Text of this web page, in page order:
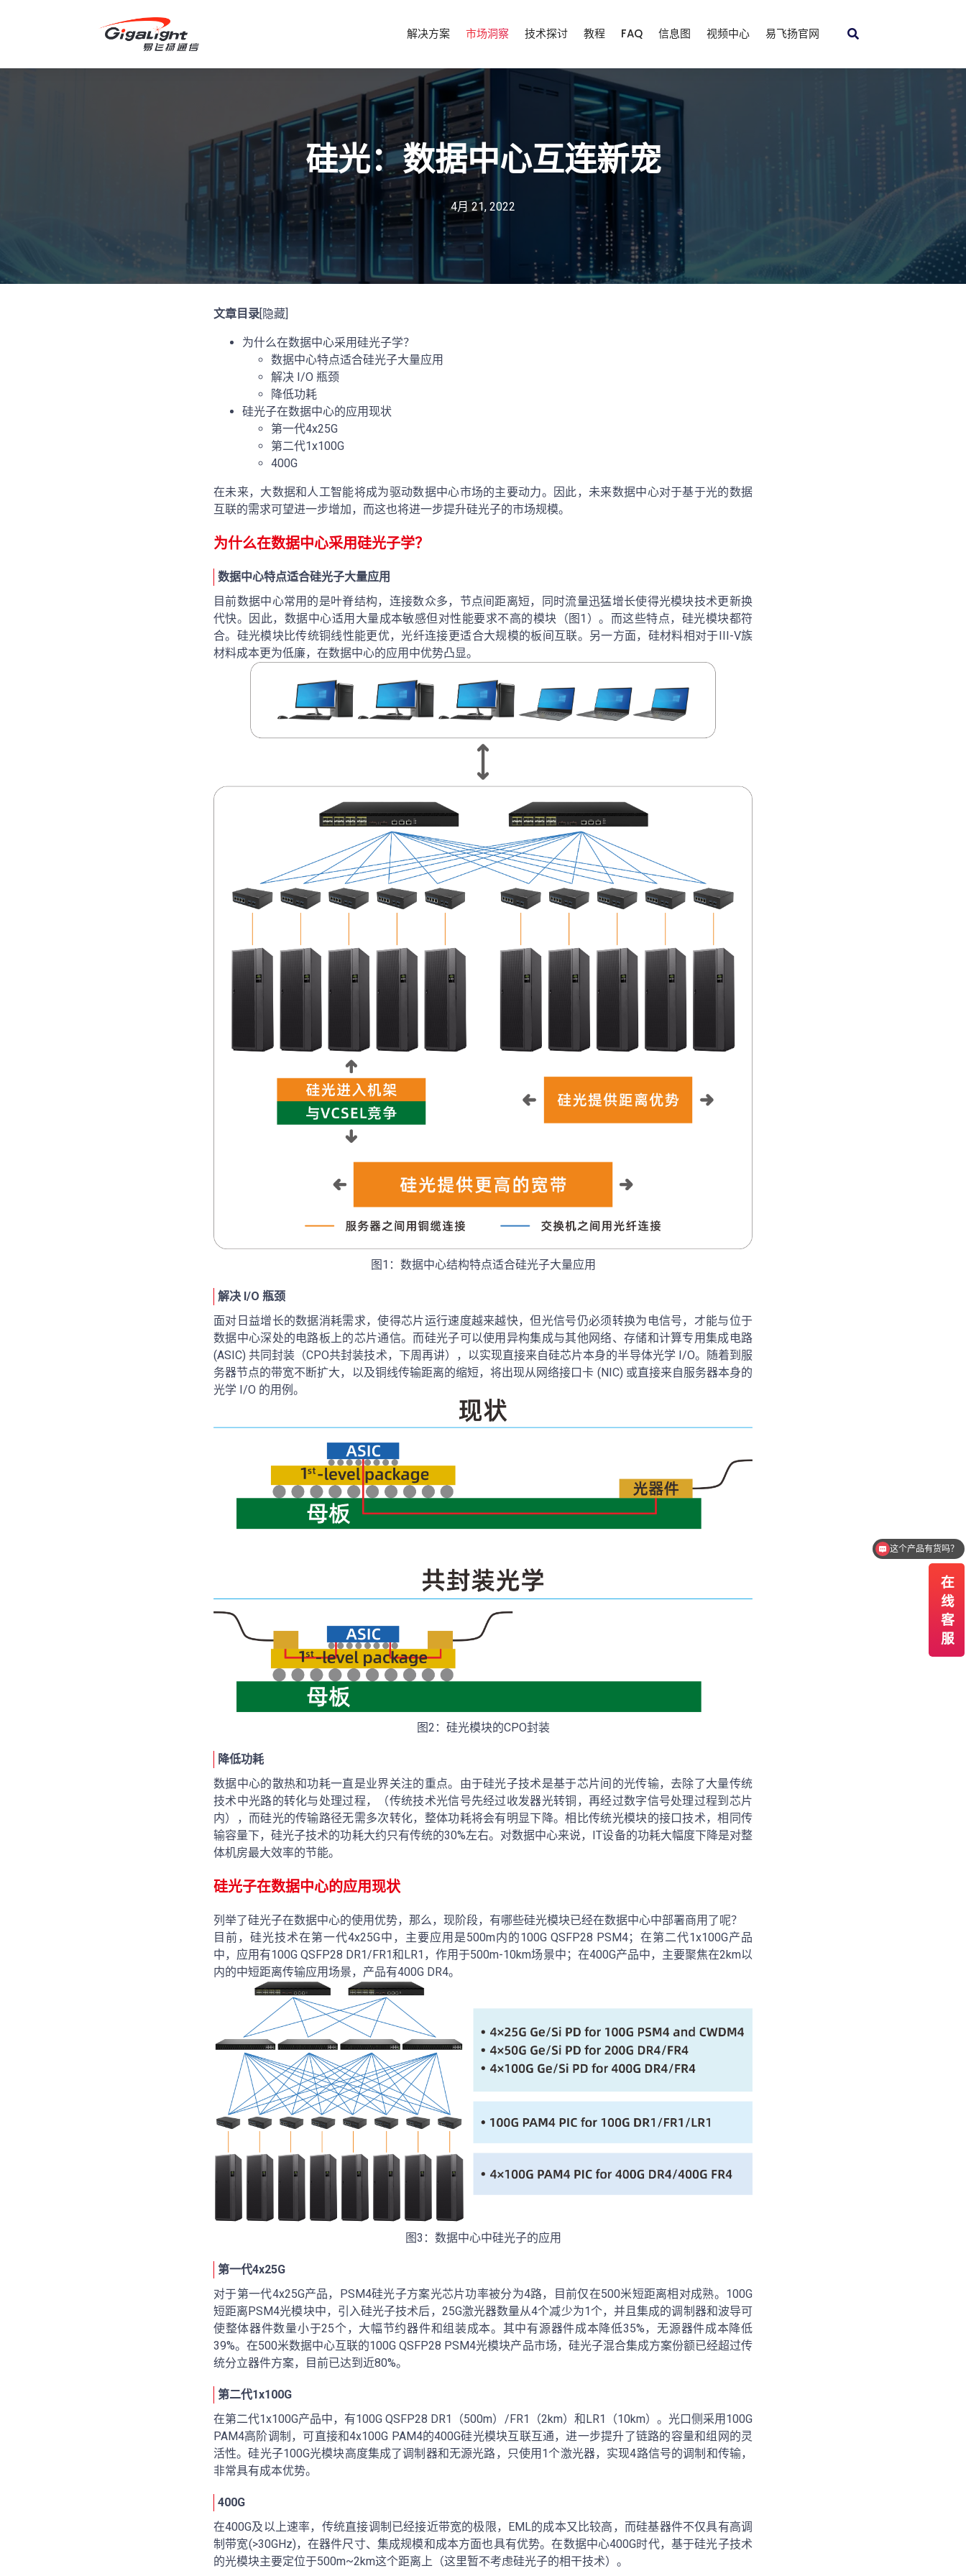
开放光网络器件的向导
解决方案 市场洞察 技术探讨 教程 FAQ 信息图 视频中心 易飞扬官网
硅光：数据中心互连新宠
4月 21, 2022
文章目录[隐藏]
为什么在数据中心采用硅光子学？
数据中心特点适合硅光子大量应用
解决 I/O 瓶颈
降低功耗
硅光子在数据中心的应用现状
第一代4x25G
第二代1x100G
400G
在未来，大数据和人工智能将成为驱动数据中心市场的主要动力。因此，未来数据中心对于基于光的数据
互联的需求可望进一步增加，而这也将进一步提升硅光子的市场规模。
为什么在数据中心采用硅光子学？
数据中心特点适合硅光子大量应用
目前数据中心常用的是叶脊结构，连接数众多，节点间距离短，同时流量迅猛增长使得光模块技术更新换
代快。因此，数据中心适用大量成本敏感但对性能要求不高的模块（图1）。而这些特点，硅光模块都符
合。硅光模块比传统铜线性能更优，光纤连接更适合大规模的板间互联。另一方面，硅材料相对于III-V族
材料成本更为低廉，在数据中心的应用中优势凸显。
图1：数据中心结构特点适合硅光子大量应用
解决 I/O 瓶颈
面对日益增长的数据消耗需求，使得芯片运行速度越来越快，但光信号仍必须转换为电信号，才能与位于
数据中心深处的电路板上的芯片通信。而硅光子可以使用异构集成与其他网络、存储和计算专用集成电路
(ASIC) 共同封装（CPO共封装技术，下周再讲），以实现直接来自硅芯片本身的半导体光学 I/O。随着到服
务器节点的带宽不断扩大，以及铜线传输距离的缩短，将出现从网络接口卡 (NIC) 或直接来自服务器本身的
光学 I/O 的用例。
图2：硅光模块的CPO封装
降低功耗
数据中心的散热和功耗一直是业界关注的重点。由于硅光子技术是基于芯片间的光传输，去除了大量传统
技术中光路的转化与处理过程，（传统技术光信号先经过收发器光转铜，再经过数字信号处理过程到芯片
内），而硅光的传输路径无需多次转化，整体功耗将会有明显下降。相比传统光模块的接口技术，相同传
输容量下，硅光子技术的功耗大约只有传统的30%左右。对数据中心来说，IT设备的功耗大幅度下降是对整
体机房最大效率的节能。
硅光子在数据中心的应用现状
列举了硅光子在数据中心的使用优势，那么，现阶段，有哪些硅光模块已经在数据中心中部署商用了呢？
目前，硅光技术在第一代4x25G中，主要应用是500m内的100G QSFP28 PSM4；在第二代1x100G产品
中，应用有100G QSFP28 DR1/FR1和LR1，作用于500m-10km场景中；在400G产品中，主要聚焦在2km以
内的中短距离传输应用场景，产品有400G DR4。
图3：数据中心中硅光子的应用
第一代4x25G
对于第一代4x25G产品，PSM4硅光子方案光芯片功率被分为4路，目前仅在500米短距离相对成熟。100G
短距离PSM4光模块中，引入硅光子技术后，25G激光器数量从4个减少为1个，并且集成的调制器和波导可
使整体器件数量小于25个，大幅节约器件和组装成本。其中有源器件成本降低35%，无源器件成本降低
39%。在500米数据中心互联的100G QSFP28 PSM4光模块产品市场，硅光子混合集成方案份额已经超过传
统分立器件方案，目前已达到近80%。
第二代1x100G
在第二代1x100G产品中，有100G QSFP28 DR1（500m）/FR1（2km）和LR1（10km）。光口侧采用100G
PAM4高阶调制，可直接和4x100G PAM4的400G硅光模块互联互通，进一步提升了链路的容量和组网的灵
活性。硅光子100G光模块高度集成了调制器和无源光路，只使用1个激光器，实现4路信号的调制和传输，
非常具有成本优势。
400G
在400G及以上速率，传统直接调制已经接近带宽的极限，EML的成本又比较高，而硅基器件不仅具有高调
制带宽(>30GHz)，在器件尺寸、集成规模和成本方面也具有优势。在数据中心400G时代，基于硅光子技术
的光模块主要定位于500m~2km这个距离上（这里暂不考虑硅光子的相干技术）。
我需要报价